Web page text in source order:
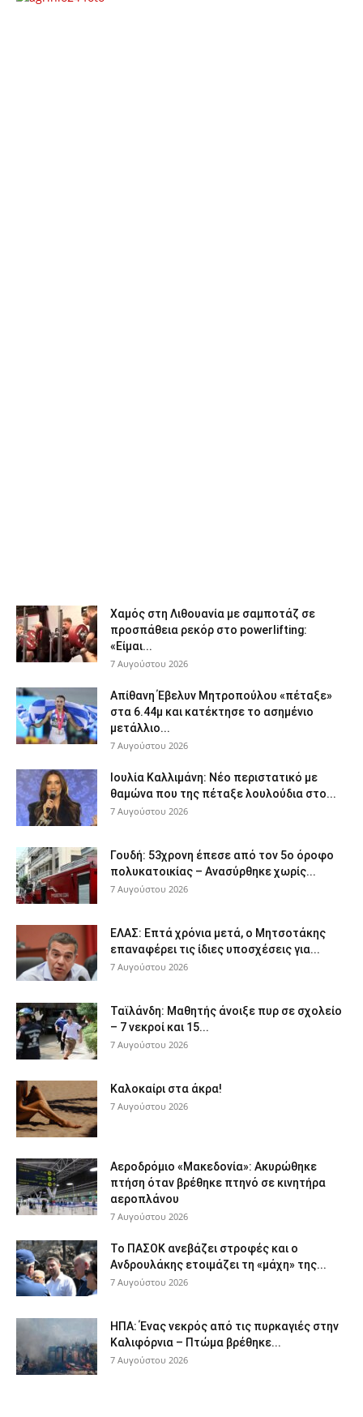
Χαμός στη Λιθουανία με σαμποτάζ σε
προσπάθεια ρεκόρ στο powerlifting:
«Είμαι...
7 Αυγούστου 2026
Απίθανη Έβελυν Μητροπούλου «πέταξε»
στα 6.44μ και κατέκτησε το ασημένιο
μετάλλιο...
7 Αυγούστου 2026
Ιουλία Καλλιμάνη: Νέο περιστατικό με
θαμώνα που της πέταξε λουλούδια στο...
7 Αυγούστου 2026
Γουδή: 53χρονη έπεσε από τον 5ο όροφο
πολυκατοικίας – Ανασύρθηκε χωρίς...
7 Αυγούστου 2026
ΕΛΑΣ: Επτά χρόνια μετά, ο Μητσοτάκης
επαναφέρει τις ίδιες υποσχέσεις για...
7 Αυγούστου 2026
Ταϊλάνδη: Μαθητής άνοιξε πυρ σε σχολείο
– 7 νεκροί και 15...
7 Αυγούστου 2026
Καλοκαίρι στα άκρα!
7 Αυγούστου 2026
Αεροδρόμιο «Μακεδονία»: Ακυρώθηκε
πτήση όταν βρέθηκε πτηνό σε κινητήρα
αεροπλάνου
7 Αυγούστου 2026
Το ΠΑΣΟΚ ανεβάζει στροφές και ο
Ανδρουλάκης ετοιμάζει τη «μάχη» της...
7 Αυγούστου 2026
ΗΠΑ: Ένας νεκρός από τις πυρκαγιές στην
Καλιφόρνια – Πτώμα βρέθηκε...
7 Αυγούστου 2026